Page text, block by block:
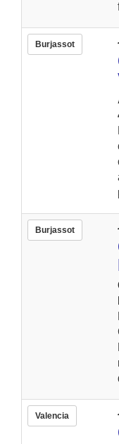
Burjassot
Burjassot
Valencia